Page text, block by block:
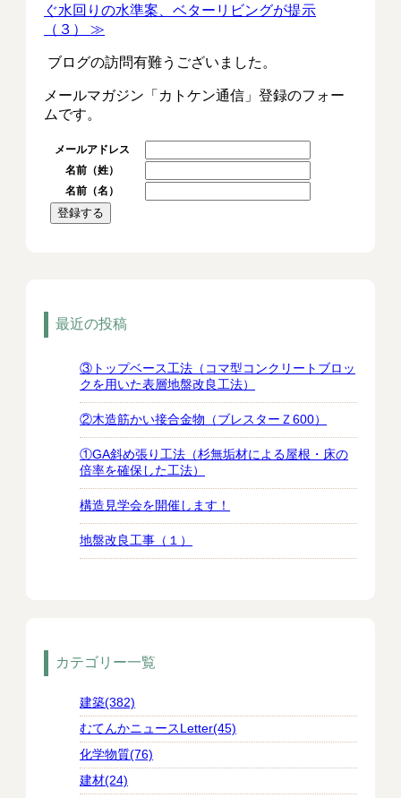
ぐ水回りの水準案、ベターリビングが提示
（３） ≫
ブログの訪問有難うございました。
メールマガジン「カトケン通信」登録のフォー
ムです。
メールアドレス
名前（姓）
名前（名）
最近の投稿
③トップベース工法（コマ型コンクリートブロッ
クを用いた表層地盤改良工法）
②木造筋かい接合金物（ブレスターＺ600）
①GA斜め張り工法（杉無垢材による屋根・床の
倍率を確保した工法）
構造見学会を開催します！
地盤改良工事（１）
カテゴリー一覧
建築(382)
むてんかニュースLetter(45)
化学物質(76)
建材(24)